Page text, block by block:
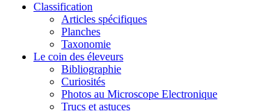
Classification
Articles spécifiques
Planches
Taxonomie
Le coin des éleveurs
Bibliographie
Curiosités
Photos au Microscope Electronique
Trucs et astuces